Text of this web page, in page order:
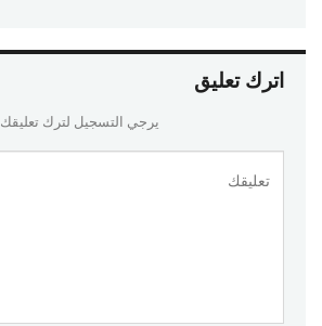
اترك تعليق
يرجي التسجيل لترك تعليقك